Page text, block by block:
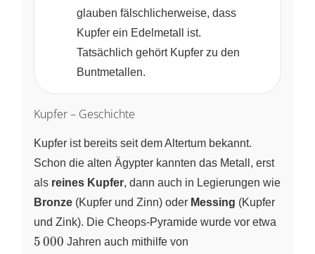
glauben fälschlicherweise, dass
Kupfer ein Edelmetall ist.
Tatsächlich gehört Kupfer zu den
Buntmetallen.
Kupfer – Geschichte
Kupfer ist bereits seit dem Altertum bekannt.
Schon die alten Ägypter kannten das Metall, erst
als reines Kupfer, dann auch in Legierungen wie
Bronze (Kupfer und Zinn) oder Messing (Kupfer
und Zink). Die Cheops-Pyramide wurde vor etwa
5000 Jahren auch mithilfe von